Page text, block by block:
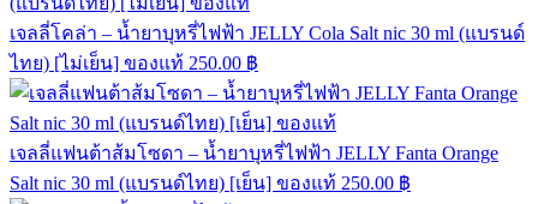
เจลลี่โคล่า – น้ำยาบุหรี่ไฟฟ้า JELLY Cola Salt nic 30 ml (แบรนด์
ไทย) [ไม่เย็น] ของแท้ 250.00 ฿
เจลลี่แฟนต้าส้มโซดา – น้ำยาบุหรี่ไฟฟ้า JELLY Fanta Orange
Salt nic 30 ml (แบรนด์ไทย) [เย็น] ของแท้ 250.00 ฿